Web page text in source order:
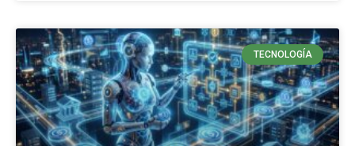
TECNOLOGÍA